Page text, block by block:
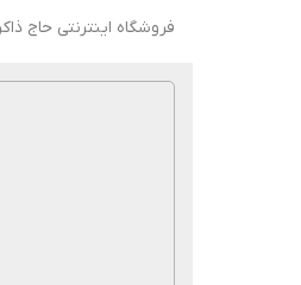
کباب پز و
اجاق و
فروشگاه اینترنتی حاج